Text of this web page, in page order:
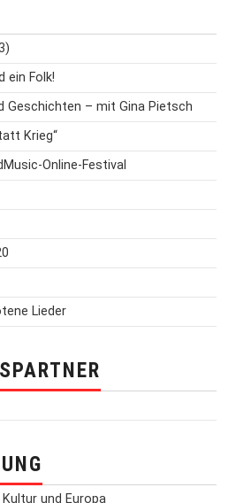
ein Folk!
Geschichten – mit Gina Pietsch
Krieg“
Online-Festival
Lieder